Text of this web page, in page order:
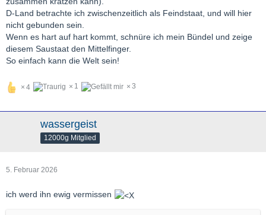
D-Land betrachte ich zwischenzeitlich als Feindstaat, und will hier
nicht gebunden sein.
Wenn es hart auf hart kommt, schnüre ich mein Bündel und zeige
diesem Saustaat den Mittelfinger.
So einfach kann die Welt sein!
4 1 3
wassergeist
12000g Mitglied
5. Februar 2026
ich werd ihn ewig vermissen